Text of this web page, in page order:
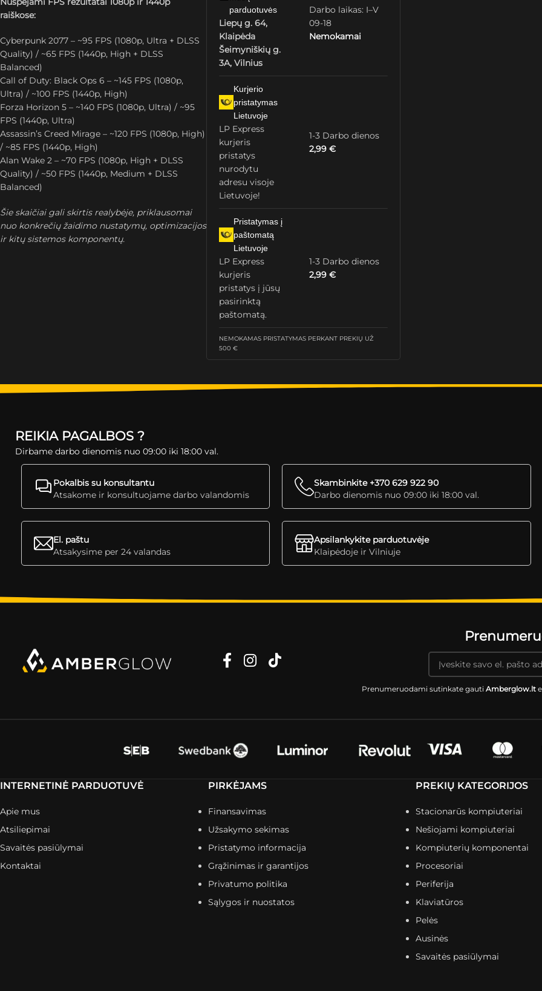
raiškose:
Cyberpunk 2077 – ~95 FPS (1080p, Ultra + DLSS
Quality) / ~65 FPS (1440p, High + DLSS
Balanced)
Call of Duty: Black Ops 6 – ~145 FPS (1080p,
Ultra) / ~100 FPS (1440p, High)
Forza Horizon 5 – ~140 FPS (1080p, Ultra) / ~95
FPS (1440p, Ultra)
Assassin’s Creed Mirage – ~120 FPS (1080p, High)
/ ~85 FPS (1440p, High)
Alan Wake 2 – ~70 FPS (1080p, High + DLSS
Quality) / ~50 FPS (1440p, Medium + DLSS
Balanced)
Šie skaičiai gali skirtis realybėje, priklausomai
nuo konkrečių žaidimo nustatymų, optimizacijos
ir kitų sistemos komponentų.
parduotuvės
Liepų g. 64,
Klaipėda
Šeimyniškių g.
3A, Vilnius
Darbo laikas: I–V
09-18
Nemokamai
Kurjerio
pristatymas
Lietuvoje
LP Express
kurjeris
pristatys
nurodytu
adresu visoje
Lietuvoje!
1-3 Darbo dienos
2,99€
Pristatymas į
paštomatą
Lietuvoje
LP Express
kurjeris
pristatys į jūsų
pasirinktą
paštomatą.
1-3 Darbo dienos
2,99€
NEMOKAMAS PRISTATYMAS PERKANT PREKIŲ UŽ
500 €
REIKIA PAGALBOS ?
Dirbame darbo dienomis nuo 09:00 iki 18:00 val.
Pokalbis su konsultantu
Atsakome ir konsultuojame darbo valandomis
Skambinkite +370 629 922 90
Darbo dienomis nuo 09:00 iki 18:00 val.
El. paštu
Atsakysime per 24 valandas
Apsilankykite parduotuvėje
Klaipėdoje ir Vilniuje
Prenumeruodami sutinkate gautiAmberglow.lt
INTERNETINĖ PARDUOTUVĖ
Apie mus
Atsiliepimai
Savaitės pasiūlymai
Kontaktai
PIRKĖJAMS
Finansavimas
Užsakymo sekimas
Pristatymo informacija
Grąžinimas ir garantijos
Privatumo politika
Sąlygos ir nuostatos
PREKIŲ KATEGORIJOS
Stacionarūs kompiuteriai
Nešiojami kompiuteriai
Kompiuterių komponentai
Procesoriai
Periferija
Klaviatūros
Pelės
Ausinės
Savaitės pasiūlymai